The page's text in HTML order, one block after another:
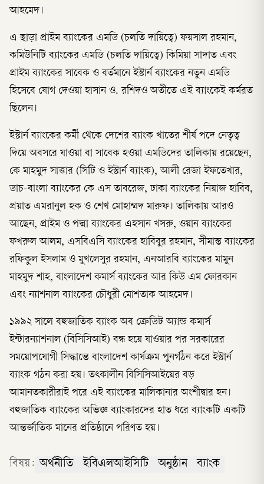
আহমেদ।
এ ছাড়া প্রাইম ব্যাংকের এমডি (চলতি দায়িত্বে) ফয়সাল রহমান,
কমিউনিটি ব্যাংকের এমডি (চলতি দায়িত্বে) কিমিয়া সাদাত এবং
প্রাইম ব্যাংকের সাবেক ও বর্তমানে ইস্টার্ন ব্যাংকের নতুন এমডি
হিসেবে যোগ দেওয়া হাসান ও. রশিদও অতীতে এই ব্যাংকেই কর্মরত
ছিলেন।
ইস্টার্ন ব্যাংকের কর্মী থেকে দেশের ব্যাংক খাতের শীর্ষ পদে নেতৃত্ব
দিয়ে অবসরে যাওয়া বা সাবেক হওয়া এমডিদের তালিকায় রয়েছেন,
কে মাহমুদ সাত্তার (সিটি ও ইস্টার্ন ব্যাংক), আলী রেজা ইফতেখার,
ডাচ-বাংলা ব্যাংকের কে এস তাবরেজ, ঢাকা ব্যাংকের নিয়াজ হাবিব,
প্রয়াত এমরানুল হক ও শেখ মোহাম্মদ মারুফ। তালিকায় আরও
আছেন, প্রাইম ও পদ্মা ব্যাংকের এহসান খসরু, ওয়ান ব্যাংকের
ফখরুল আলম, এসবিএসি ব্যাংকের হাবিবুর রহমান, সীমান্ত ব্যাংকের
রফিকুল ইসলাম ও মুখলেসুর রহমান, এনআরবি ব্যাংকের মামুন
মাহমুদ শাহ, বাংলাদেশ কমার্স ব্যাংকের আর কিউ এম ফোরকান
এবং ন্যাশনাল ব্যাংকের চৌধুরী মোশতাক আহমেদ।
১৯৯২ সালে বহুজাতিক ব্যাংক অব ক্রেডিট অ্যান্ড কমার্স
ইন্টারন্যাশনাল (বিসিসিআই) বন্ধ হয়ে যাওয়ার পর সরকারের
সময়োপযোগী সিদ্ধান্তে বাংলাদেশ কার্যক্রম পুনর্গঠন করে ইস্টার্ন
ব্যাংক গঠন করা হয়। তৎকালীন বিসিসিআইয়ের বড়
আমানতকারীরাই পরে এই ব্যাংকের মালিকানার অংশীদ্বার হন।
বহুজাতিক ব্যাংকের অভিজ্ঞ ব্যাংকারদের হাত ধরে ব্যাংকটি একটি
আন্তর্জাতিক মানের প্রতিষ্ঠানে পরিণত হয়।
বিষয়: অর্থনীতি ইবিএলআইসিটি অনুষ্ঠান ব্যাংক